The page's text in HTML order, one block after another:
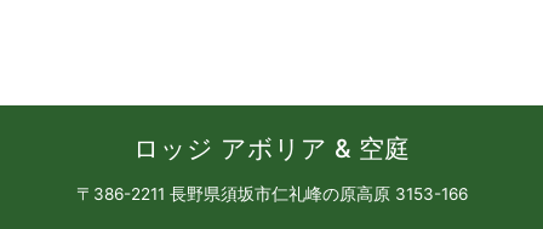
ロッジ アボリア & 空庭
〒386-2211 長野県須坂市仁礼峰の原高原 3153-166